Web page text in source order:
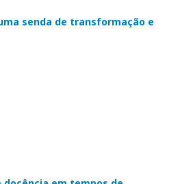
senda de transformação e